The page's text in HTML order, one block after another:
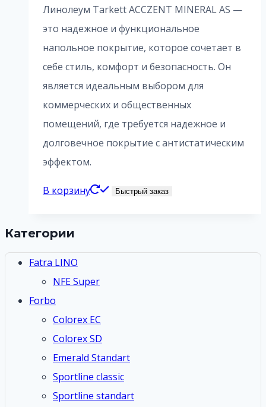
Линолеум Tarkett ACCZENT MINERAL AS —
это надежное и функциональное
напольное покрытие, которое сочетает в
себе стиль, комфорт и безопасность. Он
является идеальным выбором для
коммерческих и общественных
помещений, где требуется надежное и
долговечное покрытие с антистатическим
эффектом.
В корзину Быстрый заказ
Категории
Fatra LINO
NFE Super
Forbo
Colorex EC
Colorex SD
Emerald Standart
Sportline classic
Sportline standart